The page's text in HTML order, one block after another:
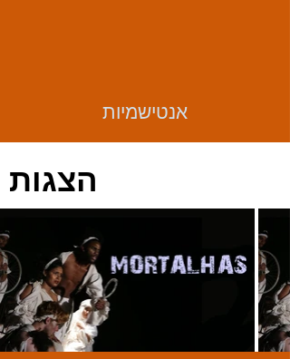
אנטישמיות
הצגות